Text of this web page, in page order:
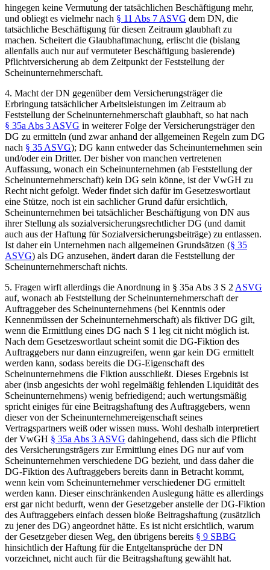
hingegen keine Vermutung der tatsächlichen Beschäftigung mehr,
und obliegt es vielmehr nach § 11 Abs 7 ASVG dem DN, die
tatsächliche Beschäftigung für diesen Zeitraum glaubhaft zu
machen. Scheitert die Glaubhaftmachung, erlischt die (bislang
allenfalls auch nur auf vermuteter Beschäftigung basierende)
Pflichtversicherung ab dem Zeitpunkt der Feststellung der
Scheinunternehmerschaft.
4. Macht der DN gegenüber dem Versicherungsträger die
Erbringung tatsächlicher Arbeitsleistungen im Zeitraum ab
Feststellung der Scheinunternehmerschaft glaubhaft, so hat nach
§ 35a Abs 3 ASVG in weiterer Folge der Versicherungsträger den
DG zu ermitteln (und zwar anhand der allgemeinen Regeln zum DG
nach § 35 ASVG); DG kann entweder das Scheinunternehmen sein
und/oder ein Dritter. Der bisher von manchen vertretenen
Auffassung, wonach ein Scheinunternehmen (ab Feststellung der
Scheinunternehmerschaft) kein DG sein könne, ist der VwGH zu
Recht nicht gefolgt. Weder findet sich dafür im Gesetzeswortlaut
eine Stütze, noch ist ein sachlicher Grund dafür ersichtlich,
Scheinunternehmen bei tatsächlicher Beschäftigung von DN aus
ihrer Stellung als sozialversicherungsrechtlicher DG (und damit
auch aus der Haftung für Sozialversicherungsbeiträge) zu entlassen.
Ist daher ein Unternehmen nach allgemeinen Grundsätzen (§ 35
ASVG) als DG anzusehen, ändert daran die Feststellung der
Scheinunternehmerschaft nichts.
5. Fragen wirft allerdings die Anordnung in § 35a Abs 3 S 2 ASVG
auf, wonach ab Feststellung der Scheinunternehmerschaft der
Auftraggeber des Scheinunternehmens (bei Kenntnis oder
Kennenmüssen der Scheinunternehmerschaft) als fiktiver DG gilt,
wenn die Ermittlung eines DG nach S 1 leg cit nicht möglich ist.
Nach dem Gesetzeswortlaut scheint somit die DG-Fiktion des
Auftraggebers nur dann einzugreifen, wenn gar kein DG ermittelt
werden kann, sodass bereits die DG-Eigenschaft des
Scheinunternehmens die Fiktion ausschließt. Dieses Ergebnis ist
aber (insb angesichts der wohl regelmäßig fehlenden Liquidität des
Scheinunternehmens) wenig befriedigend; auch wertungsmäßig
spricht einiges für eine Beitragshaftung des Auftraggebers, wenn
dieser von der Scheinunternehmereigenschaft seines
Vertragspartners weiß oder wissen muss. Wohl deshalb interpretiert
der VwGH § 35a Abs 3 ASVG dahingehend, dass sich die Pflicht
des Versicherungsträgers zur Ermittlung eines DG nur auf vom
Scheinunternehmen verschiedene DG bezieht, und dass daher die
DG-Fiktion des Auftraggebers bereits dann in Betracht kommt,
wenn kein vom Scheinunternehmer verschiedener DG ermittelt
werden kann. Dieser einschränkenden Auslegung hätte es allerdings
erst gar nicht bedurft, wenn der Gesetzgeber anstelle der DG-Fiktion
des Auftraggebers einfach dessen bloße Beitragshaftung (zusätzlich
zu jener des DG) angeordnet hätte. Es ist nicht ersichtlich, warum
der Gesetzgeber diesen Weg, den übrigens bereits § 9 SBBG
hinsichtlich der Haftung für die Entgeltansprüche der DN
vorzeichnet, nicht auch für die Beitragshaftung gewählt hat.